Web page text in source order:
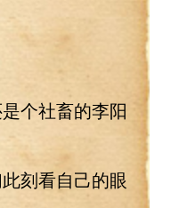
个社畜的李阳
刻看自己的眼